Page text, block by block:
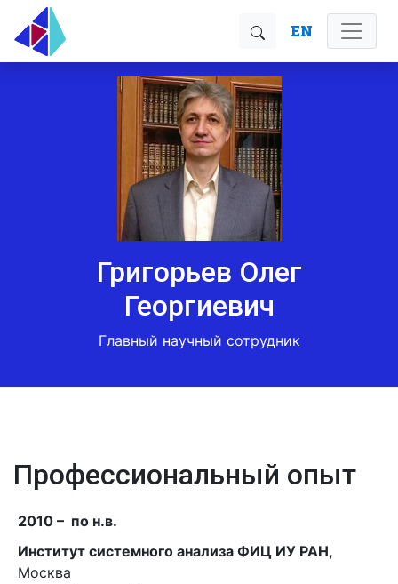
EN
Григорьев Олег
Георгиевич
Главный научный сотрудник
Профессиональный опыт
2010 – по н.в.
Институт системного анализа ФИЦ ИУ РАН,
Москва